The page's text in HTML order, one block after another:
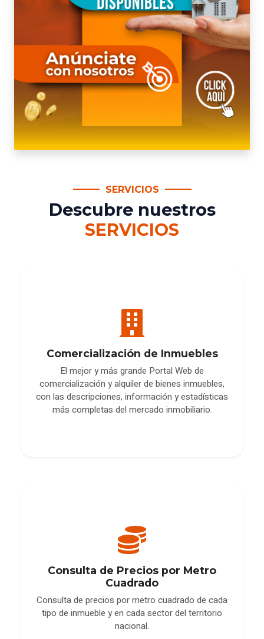
SERVICIOS
Descubre nuestros
SERVICIOS
Comercialización de Inmuebles
El mejor y más grande Portal Web de
comercialización y alquiler de bienes inmuebles,
con las descripciones, información y estadísticas
más completas del mercado inmobiliario.
Consulta de Precios por Metro
Cuadrado
Consulta de precios por metro cuadrado de cada
tipo de inmueble y en cada sector del territorio
nacional.